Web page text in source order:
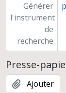
Générer
l'instrument
de
recherche
Presse-
Ajouter